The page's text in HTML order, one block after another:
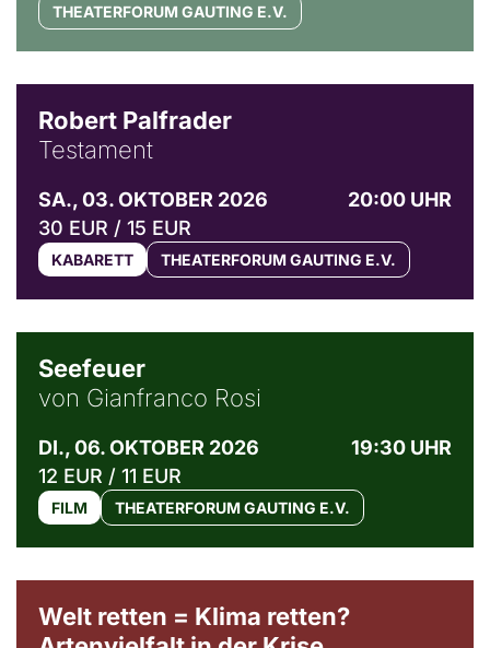
THEATERFORUM GAUTING E.V.
Robert Palfrader
Testament
SA., 03. OKTOBER 2026
20:00 UHR
30 EUR / 15 EUR
KABARETT THEATERFORUM GAUTING E.V.
Seefeuer
von Gianfranco Rosi
DI., 06. OKTOBER 2026
19:30 UHR
12 EUR / 11 EUR
FILM THEATERFORUM GAUTING E.V.
Welt retten = Klima retten?